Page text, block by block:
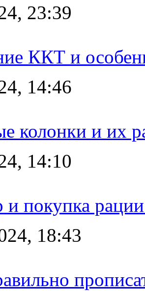
23:39
ККТ и
14:46
колонки и их
14:10
покупка
18:43